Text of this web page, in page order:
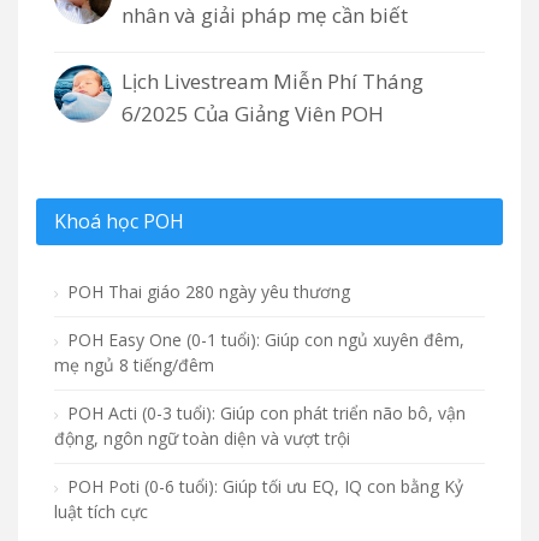
nhân và giải pháp mẹ cần biết
Lịch Livestream Miễn Phí Tháng
6/2025 Của Giảng Viên POH
Khoá học POH
POH Thai giáo 280 ngày yêu thương
POH Easy One (0-1 tuổi): Giúp con ngủ xuyên đêm,
mẹ ngủ 8 tiếng/đêm
POH Acti (0-3 tuổi): Giúp con phát triển não bô, vận
động, ngôn ngữ toàn diện và vượt trội
POH Poti (0-6 tuổi): Giúp tối ưu EQ, IQ con bằng Kỷ
luật tích cực